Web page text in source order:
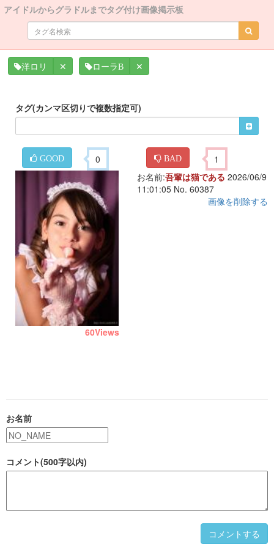
アイドルからグラドルまでタグ付け画像掲示板
洋ロリ ✕ ローラB ✕
タグ(カンマ区切りで複数指定可)
GOOD 0 BAD 1
60Views
お名前:吾輩は猫である 2026/06/9
11:01:05 No. 60387
画像を削除する
お名前
コメント(500字以内)
コメントする